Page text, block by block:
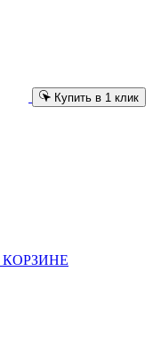
Купить в 1 клик